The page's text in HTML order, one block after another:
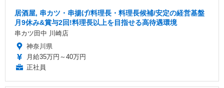
居酒屋, 串カツ・串揚げ/料理長・料理長候補/安定の経営基盤
月9休み&賞与2回!料理長以上を目指せる高待遇環境
串カツ田中 川崎店
神奈川県
月給35万円～40万円
正社員